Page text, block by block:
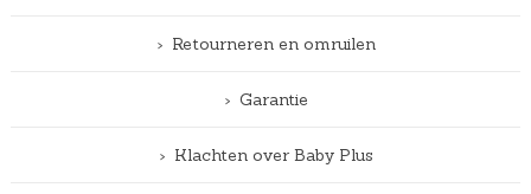
Retourneren en omruilen
Garantie
Klachten over Baby Plus